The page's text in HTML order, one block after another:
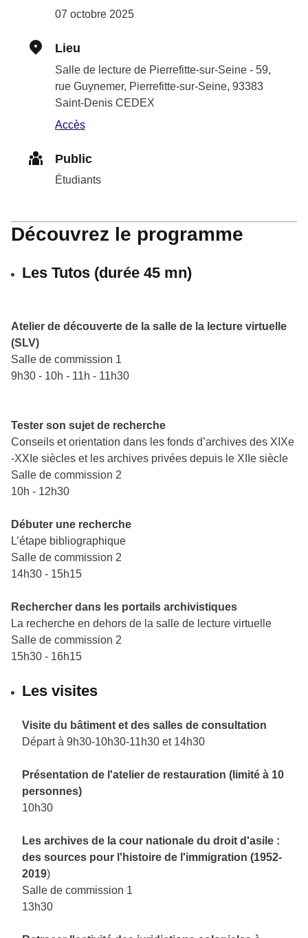
07 octobre 2025
Lieu
Salle de lecture de Pierrefitte-sur-Seine - 59,
rue Guynemer, Pierrefitte-sur-Seine, 93383
Saint-Denis CEDEX
Accès
Public
Étudiants
Découvrez le programme
Les Tutos (durée 45 mn)
Atelier de découverte de la salle de la lecture virtuelle
(SLV)
Salle de commission 1
9h30 - 10h - 11h - 11h30
Tester son sujet de recherche
Conseils et orientation dans les fonds d’archives des XIXe
-XXIe siècles et les archives privées depuis le XIIe siècle
Salle de commission 2
10h - 12h30
Débuter une recherche
L’étape bibliographique
Salle de commission 2
14h30 - 15h15
Rechercher dans les portails archivistiques
La recherche en dehors de la salle de lecture virtuelle
Salle de commission 2
15h30 - 16h15
Les visites
Visite du bâtiment et des salles de consultation
Départ à 9h30-10h30-11h30 et 14h30
Présentation de l'atelier de restauration (limité à 10
personnes)
10h30
Les archives de la cour nationale du droit d'asile :
des sources pour l'histoire de l'immigration (1952-
2019)
Salle de commission 1
13h30